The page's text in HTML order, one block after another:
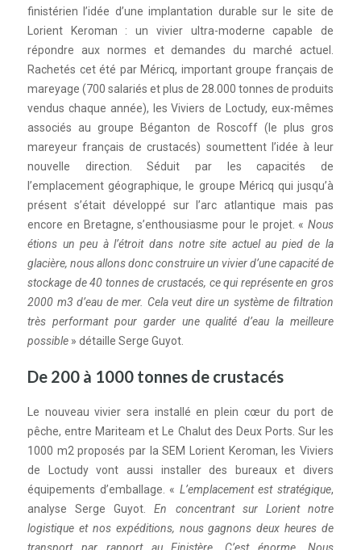
finistérien l’idée d’une implantation durable sur le site de
Lorient Keroman : un vivier ultra-moderne capable de
répondre aux normes et demandes du marché actuel.
Rachetés cet été par Méricq, important groupe français de
mareyage (700 salariés et plus de 28.000 tonnes de produits
vendus chaque année), les Viviers de Loctudy, eux-mêmes
associés au groupe Béganton de Roscoff (le plus gros
mareyeur français de crustacés) soumettent l’idée à leur
nouvelle direction. Séduit par les capacités de
l’emplacement géographique, le groupe Méricq qui jusqu’à
présent s’était développé sur l’arc atlantique mais pas
encore en Bretagne, s’enthousiasme pour le projet. « Nous
étions un peu à l’étroit dans notre site actuel au pied de la
glacière, nous allons donc construire un vivier d’une capacité de
stockage de 40 tonnes de crustacés, ce qui représente en gros
2000 m3 d’eau de mer. Cela veut dire un système de filtration
très performant pour garder une qualité d’eau la meilleure
possible » détaille Serge Guyot.
De 200 à 1000 tonnes de crustacés
Le nouveau vivier sera installé en plein cœur du port de
pêche, entre Mariteam et Le Chalut des Deux Ports. Sur les
1000 m2 proposés par la SEM Lorient Keroman, les Viviers
de Loctudy vont aussi installer des bureaux et divers
équipements d’emballage. « L’emplacement est stratégique,
analyse Serge Guyot.En concentrant sur Lorient notre
logistique et nos expéditions, nous gagnons deux heures de